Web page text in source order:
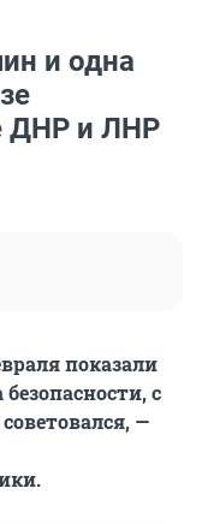
и одна
ДНР и ЛНР
показали
с
—